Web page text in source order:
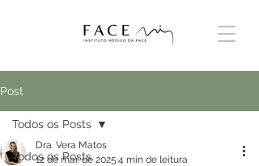
Post
Todos os Posts
Todos os Posts
Dra. Vera Matos
12 de mar. de 2025 4 min de leitura